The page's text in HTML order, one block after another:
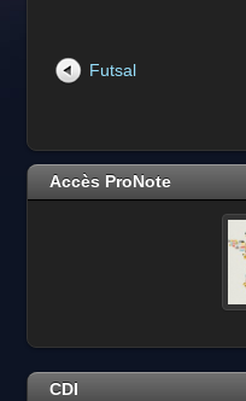
Futsal
Accès ProNote
CDI